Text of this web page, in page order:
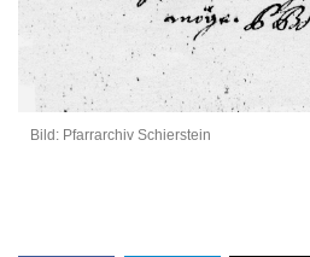
Bild: Pfarrarchiv Schierstein